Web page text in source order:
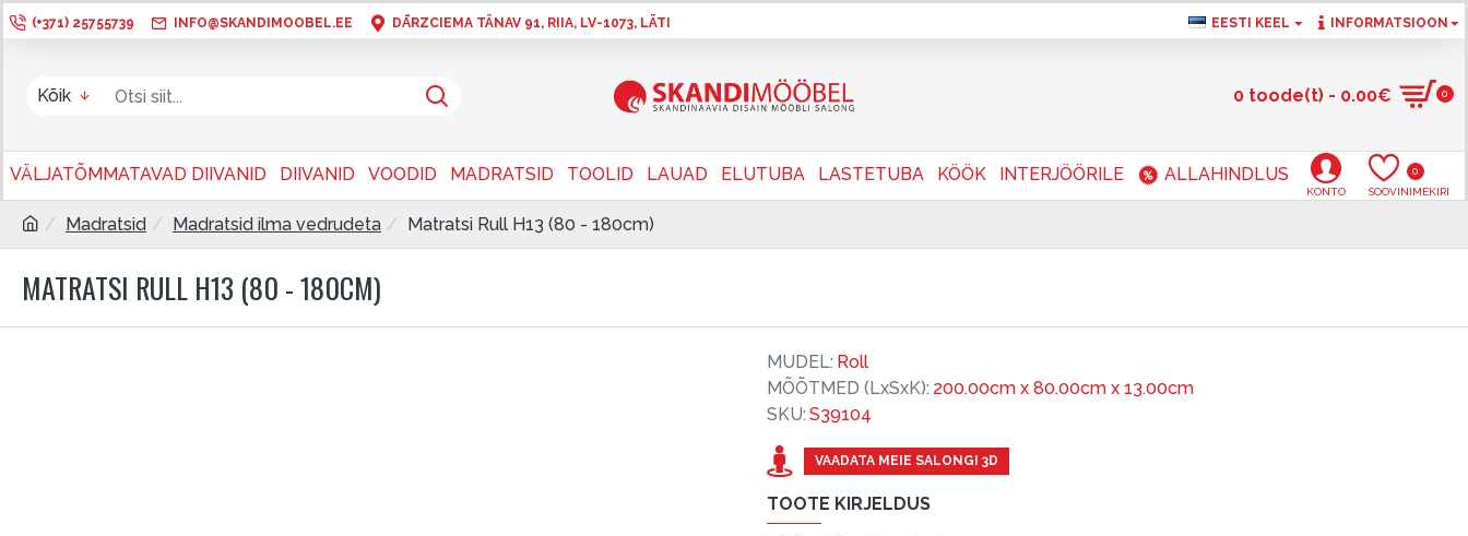
(+371) 25755739 INFO@SKANDIMOOBEL.EE DĀRZCIEMA TÄNAV 91, RIIA, LV-1073, LÄTI EESTI KEEL INFORMATSIOON
Kõik 0 toode(t) - 0.00€ 0
VÄLJATÕMMATAVAD DIIVANID DIIVANID VOODID MADRATSID TOOLID LAUAD ELUTUBA LASTETUBA KÖÖK INTERJÖÖRILE ALLAHINDLUS
KONTO SOOVINIMEKIRI
0
Madratsid Madratsid ilma vedrudeta Matratsi Rull H13 (80 - 180cm)
MATRATSI RULL H13 (80 - 180CM)
VAADATA MEIE SALONGI 3D
TOOTE KIRJELDUS
MUDEL: Roll
MÕÕTMED (LxSxK): 200.00cm x 80.00cm x 13.00cm
SKU: S39104